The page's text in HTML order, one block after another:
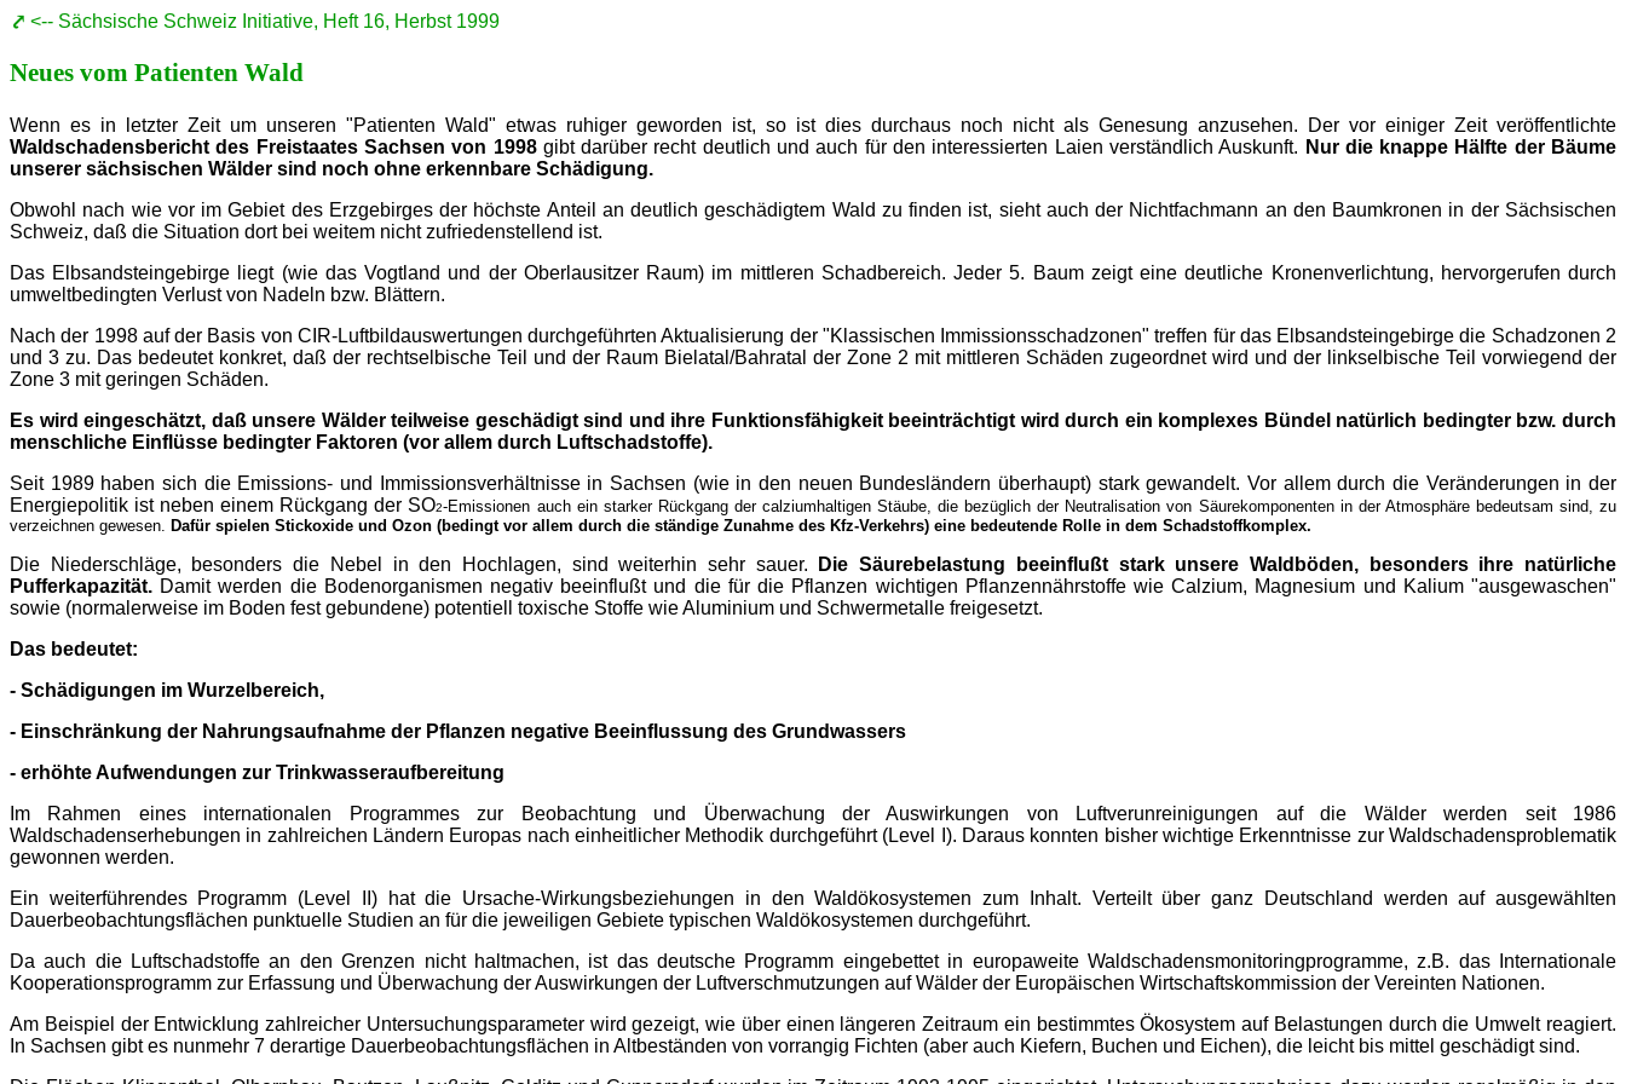
<-- Sächsische Schweiz Initiative, Heft 16, Herbst 1999
Neues vom Patienten Wald
Wenn es in letzter Zeit um unseren "Patienten Wald" etwas ruhiger geworden ist, so ist dies durchaus noch nicht als Genesung anzusehen. Der vor einiger Zeit veröffentlichte
Waldschadensbericht des Freistaates Sachsen von 1998gibt darüber recht deutlich und auch für den interessierten Laien verständlich Auskunft. Nur die knappe Hälfte der Bäume
unserer sächsischen Wälder sind noch ohne erkennbare Schädigung.
Obwohl nach wie vor im Gebiet des Erzgebirges der höchste Anteil an deutlich geschädigtem Wald zu finden ist, sieht auch der Nichtfachmann an den Baumkronen in der Sächsischen
Schweiz, daß die Situation dort bei weitem nicht zufriedenstellend ist.
Das Elbsandsteingebirge liegt (wie das Vogtland und der Oberlausitzer Raum) im mittleren Schadbereich. Jeder 5. Baum zeigt eine deutliche Kronenverlichtung, hervorgerufen durch
umweltbedingten Verlust von Nadeln bzw. Blättern.
Nach der 1998 auf der Basis von CIR-Luftbildauswertungen durchgeführten Aktualisierung der "Klassischen Immissionsschadzonen" treffen für das Elbsandsteingebirge die Schadzonen 2
und 3 zu. Das bedeutet konkret, daß der rechtselbische Teil und der Raum Bielatal/Bahratal der Zone 2 mit mittleren Schäden zugeordnet wird und der linkselbische Teil vorwiegend der
Zone 3 mit geringen Schäden.
Es wird eingeschätzt, daß unsere Wälder teilweise geschädigt sind und ihre Funktionsfähigkeit beeinträchtigt wird durch ein komplexes Bündel natürlich bedingter bzw. durch
menschliche Einflüsse bedingter Faktoren (vor allem durch Luftschadstoffe).
Seit 1989 haben sich die Emissions- und Immissionsverhältnisse in Sachsen (wie in den neuen Bundesländern überhaupt) stark gewandelt. Vor allem durch die Veränderungen in der
Energiepolitik ist neben einem Rückgang der SO2-Emissionen auch ein starker Rückgang der calziumhaltigen Stäube, die bezüglich der Neutralisation von Säurekomponenten in der Atmosphäre bedeutsam sind, zu
verzeichnen gewesen. Dafür spielen Stickoxide und Ozon (bedingt vor allem durch die ständige Zunahme des Kfz-Verkehrs) eine bedeutende Rolle in dem Schadstoffkomplex.
Die Niederschläge, besonders die Nebel in den Hochlagen, sind weiterhin sehr sauer.
Die Säurebelastung beeinflußt stark unsere Waldböden, besonders ihre natürliche
Pufferkapazität. Damit werden die Bodenorganismen negativ beeinflußt und die für die Pflanzen wichtigen Pflanzennährstoffe wie Calzium, Magnesium und Kalium "ausgewaschen"
sowie (normalerweise im Boden fest gebundene) potentiell toxische Stoffe wie Aluminium und Schwermetalle freigesetzt.
Das bedeutet:
- Schädigungen im Wurzelbereich,
- Einschränkung der Nahrungsaufnahme der Pflanzen negative Beeinflussung des Grundwassers
- erhöhte Aufwendungen zur Trinkwasseraufbereitung
Im Rahmen eines internationalen Programmes zur Beobachtung und Überwachung der Auswirkungen von Luftverunreinigungen auf die Wälder werden seit 1986
Waldschadenserhebungen in zahlreichen Ländern Europas nach einheitlicher Methodik durchgeführt (Level I). Daraus konnten bisher wichtige Erkenntnisse zur Waldschadensproblematik
gewonnen werden.
Ein weiterführendes Programm (Level II) hat die Ursache-Wirkungsbeziehungen in den Waldökosystemen zum Inhalt. Verteilt über ganz Deutschland werden auf ausgewählten
Dauerbeobachtungsflächen punktuelle Studien an für die jeweiligen Gebiete typischen Waldökosystemen durchgeführt.
Da auch die Luftschadstoffe an den Grenzen nicht haltmachen, ist das deutsche Programm eingebettet in europaweite Waldschadensmonitoringprogramme, z.B. das Internationale
Kooperationsprogramm zur Erfassung und Überwachung der Auswirkungen der Luftverschmutzungen auf Wälder der Europäischen Wirtschaftskommission der Vereinten Nationen.
Am Beispiel der Entwicklung zahlreicher Untersuchungsparameter wird gezeigt, wie über einen längeren Zeitraum ein bestimmtes Ökosystem auf Belastungen durch die Umwelt reagiert.
In Sachsen gibt es nunmehr 7 derartige Dauerbeobachtungsflächen in Altbeständen von vorrangig Fichten (aber auch Kiefern, Buchen und Eichen), die leicht bis mittel geschädigt sind.